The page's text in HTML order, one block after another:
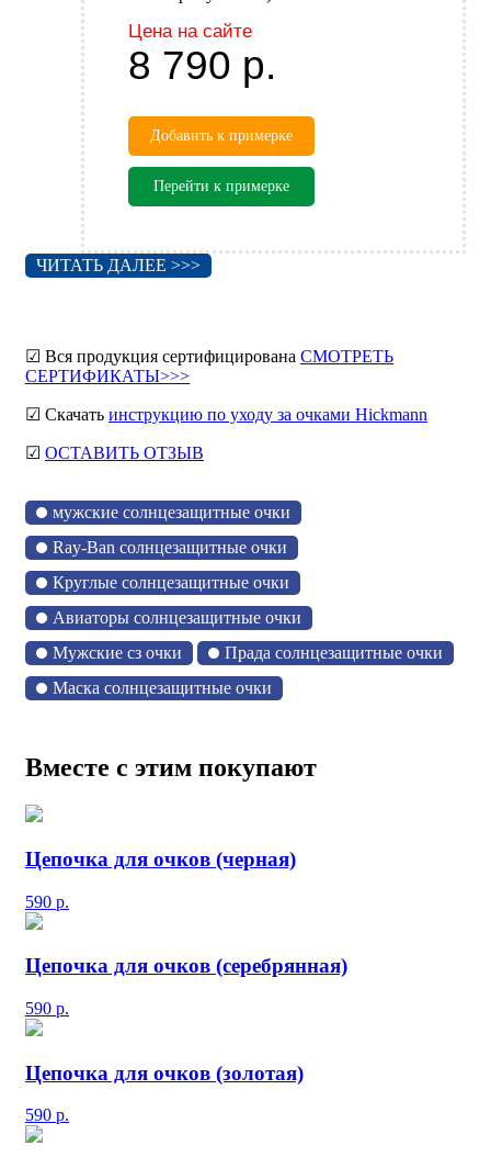
Цена на сайте
8 790 р.
Добавить к примерке
Перейти к примерке
ЧИТАТЬ ДАЛЕЕ >>>
☑ Вся продукция сертифицирована СМОТРЕТЬ
СЕРТИФИКАТЫ>>>
☑ Скачать инструкцию по уходу за очками Hickmann
☑ ОСТАВИТЬ ОТЗЫВ
мужские солнцезащитные очки
Ray-Ban солнцезащитные очки
Круглые солнцезащитные очки
Авиаторы солнцезащитные очки
Мужские сз очки
Прада солнцезащитные очки
Маска солнцезащитные очки
Вместе с этим покупают
Цепочка для очков (черная)
590 р.
Цепочка для очков (серебрянная)
590 р.
Цепочка для очков (золотая)
590 р.